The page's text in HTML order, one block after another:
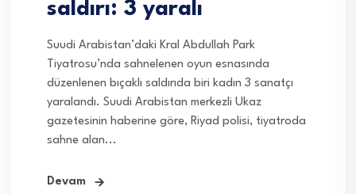
saldırı: 3 yaralı
Suudi Arabistan’daki Kral Abdullah Park
Tiyatrosu’nda sahnelenen oyun esnasında
düzenlenen bıçaklı saldırıda biri kadın 3 sanatçı
yaralandı. Suudi Arabistan merkezli Ukaz
gazetesinin haberine göre, Riyad polisi, tiyatroda
sahne alan...
Devam